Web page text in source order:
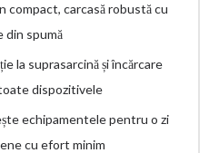
compact, carcasă robustă cu
din spumă
la suprasarcină și încărcare
dispozitivele
echipamentele pentru o zi
cu efort minim